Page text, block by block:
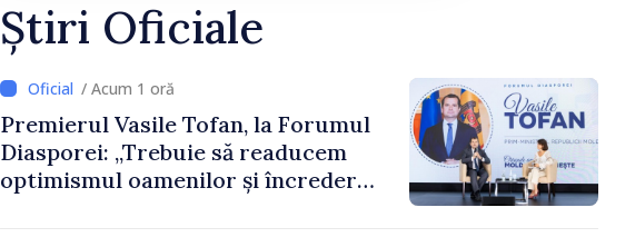
Știri Oficiale
/ Acum 1 oră
Premierul Vasile Tofan, la Forumul
Diasporei: „Trebuie să readucem
optimismul oamenilor și încrederea